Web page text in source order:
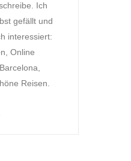
Ich
gefällt und
interessiert:
Online
Reisen.